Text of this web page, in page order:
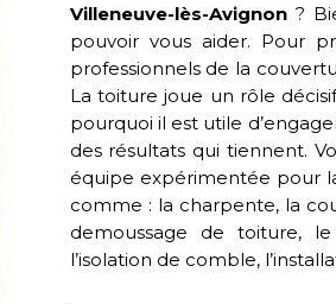
Villeneuve-lès-Avignon?
pouvoir vous aider. Pour
professionnels de la
La toiture joue un rôle
pourquoi il est utile
des résultats qui tiennent.
équipe expérimentée pour
comme : la charpente, la
demoussage de toiture,
l’isolation de comble,